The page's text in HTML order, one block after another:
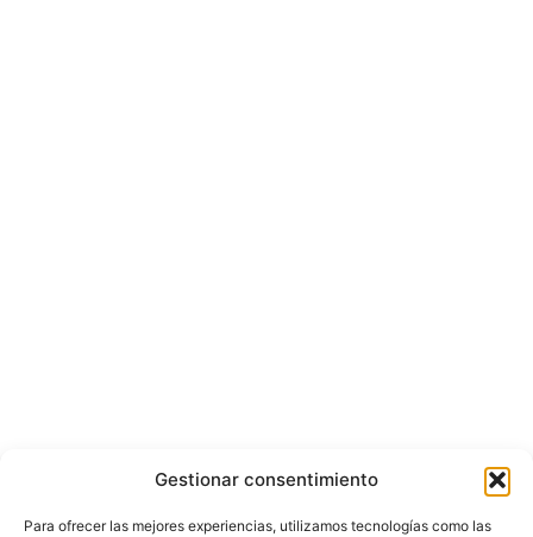
Gestionar consentimiento
Para ofrecer las mejores experiencias, utilizamos tecnologías como las